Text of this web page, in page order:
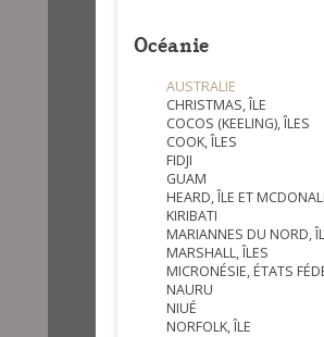
Océanie
AUSTRALIE
CHRISTMAS, ÎLE
COCOS (KEELING), ÎLES
COOK, ÎLES
FIDJI
GUAM
HEARD, ÎLE ET
KIRIBATI
MARIANNES DU NORD,
MARSHALL, ÎLES
MICRONÉSIE, ÉTATS
NAURU
NIUÉ
NORFOLK, ÎLE